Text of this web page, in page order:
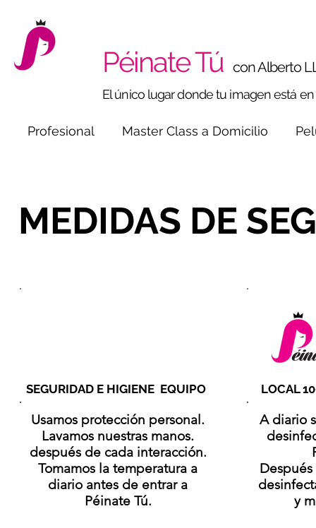
Péinate Tú con Alberto
El único lugar donde tu imagen está
Profesional Master Class a Domicilio
MEDIDAS DE
SEGURIDAD E HIGIENE EQUIPO
Usamos protección personal.
Lavamos nuestras manos.
después de cada interacción.
Tomamos la temperatura a
diario antes de entrar a
Péinate Tú.
LOCAL
A diario
y